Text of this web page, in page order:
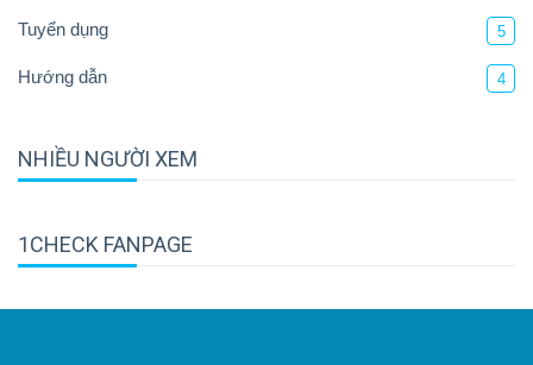
Tuyển dụng 5
Hướng dẫn 4
NHIỀU NGƯỜI XEM
1CHECK FANPAGE